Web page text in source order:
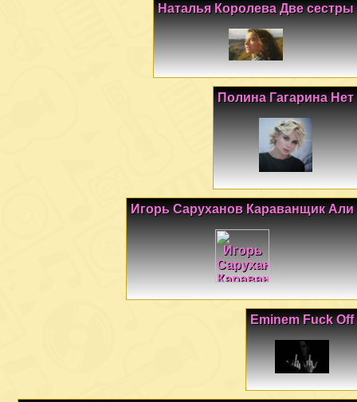
Наталья Королева Две сестры
Полина Гагарина Нет
Игорь Саруханов Караванщик Али
Eminem Fuck Off